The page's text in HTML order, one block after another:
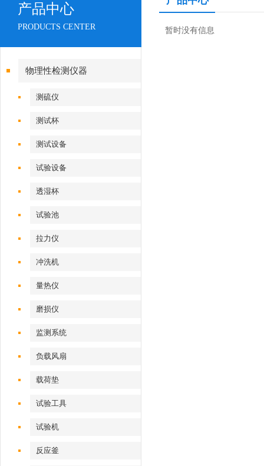
产品中心
PRODUCTS CENTER
物理性检测仪器
测硫仪
测试杯
测试设备
试验设备
透湿杯
试验池
拉力仪
冲洗机
量热仪
磨损仪
监测系统
负载风扇
载荷垫
试验工具
试验机‌
反应釜
暂时没有信息